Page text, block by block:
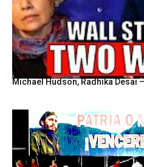
Michael Hudson, Radhika Desai